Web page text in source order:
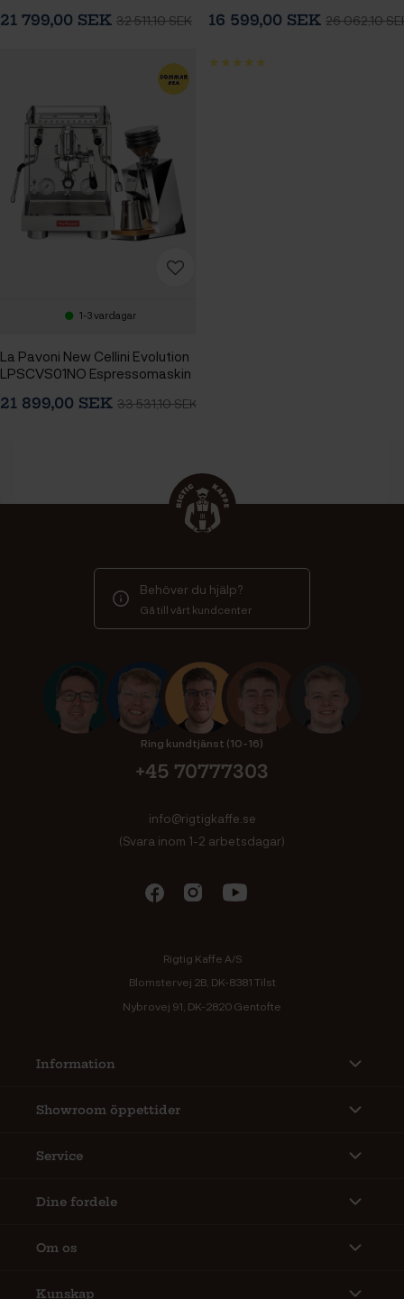
Espressokvarn Chrome
21 799,00 SEK 32 511,10 SEK
16 599,00 SEK 26 062,10
1-3 vardagar
La Pavoni New Cellini Evolution
LPSCVS01NO Espressomaskin
Speedy Chrome
21 899,00 SEK 33 531,10 SEK
Behöver du hjälp?
Gå till vårt kundcenter
Ring kundtjänst (10-16)
+45 70777303
info@rigtigkaffe.se
(Svara inom 1-2 arbetsdagar)
Rigtig Kaffe A/S
Blomstervej 2B, DK-8381 Tilst
Nybrovej 91, DK-2820 Gentofte
Information
Showroom öppettider
Service
Dine fordele
Om os
Kunskap